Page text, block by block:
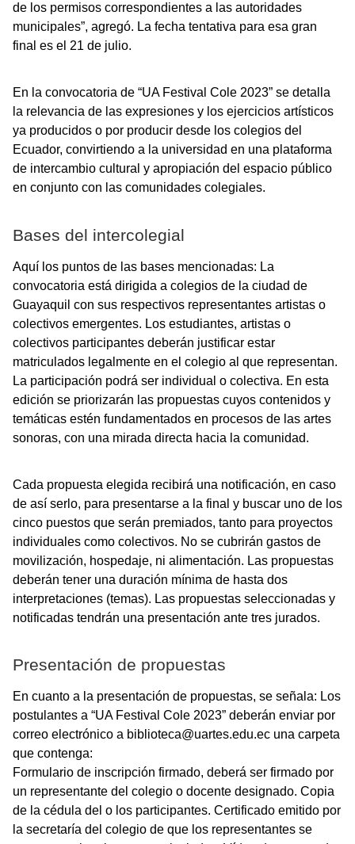
de los permisos correspondientes a las autoridades
municipales”, agregó. La fecha tentativa para esa gran
final es el 21 de julio.
En la convocatoria de “UA Festival Cole 2023” se detalla
la relevancia de las expresiones y los ejercicios artísticos
ya producidos o por producir desde los colegios del
Ecuador, convirtiendo a la universidad en una plataforma
de intercambio cultural y apropiación del espacio público
en conjunto con las comunidades colegiales.
Bases del intercolegial
Aquí los puntos de las bases mencionadas: La
convocatoria está dirigida a colegios de la ciudad de
Guayaquil con sus respectivos representantes artistas o
colectivos emergentes. Los estudiantes, artistas o
colectivos participantes deberán justificar estar
matriculados legalmente en el colegio al que representan.
La participación podrá ser individual o colectiva. En esta
edición se priorizarán las propuestas cuyos contenidos y
temáticas estén fundamentados en procesos de las artes
sonoras, con una mirada directa hacia la comunidad.
Cada propuesta elegida recibirá una notificación, en caso
de así serlo, para presentarse a la final y buscar uno de los
cinco puestos que serán premiados, tanto para proyectos
individuales como colectivos. No se cubrirán gastos de
movilización, hospedaje, ni alimentación. Las propuestas
deberán tener una duración mínima de hasta dos
interpretaciones (temas). Las propuestas seleccionadas y
notificadas tendrán una presentación ante tres jurados.
Presentación de propuestas
En cuanto a la presentación de propuestas, se señala: Los
postulantes a “UA Festival Cole 2023” deberán enviar por
correo electrónico a biblioteca@uartes.edu.ec una carpeta
que contenga:
Formulario de inscripción firmado, deberá ser firmado por
un representante del colegio o docente designado. Copia
de la cédula del o los participantes. Certificado emitido por
la secretaría del colegio de que los representantes se